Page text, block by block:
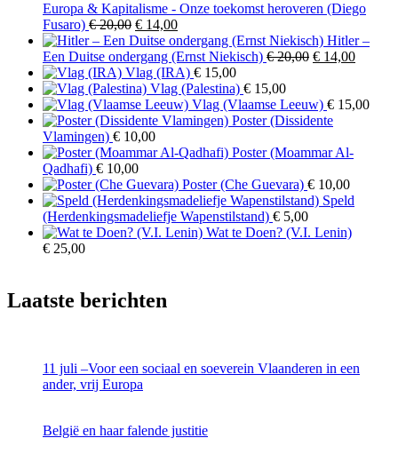
Europa & Kapitalisme - Onze toekomst heroveren (Diego
Fusaro) €20,00 Oorspronkelijke
prijs
was:
€ 20,00.
€ 14,00Huidige
prijs
is:
€ 14,00.
Hitler –
Een Duitse ondergang (Ernst Niekisch) €20,00
€ 20,00.
€ 14,00
€
Vlag (IRA) € 15,00
Vlag (Palestina) € 15,00
Vlag (Vlaamse Leeuw) € 15,00
Poster (Dissidente
Vlamingen) € 10,00
Poster (Moammar Al-
Qadhafi) € 10,00
Poster (Che Guevara) € 10,00
Speld
(Herdenkingsmadeliefje Wapenstilstand) € 5,00
Wat te Doen? (V.I. Lenin)
€ 25,00
Laatste berichten
11 juli –Voor een sociaal en soeverein Vlaanderen in een
ander, vrij Europa
België en haar falende justitie